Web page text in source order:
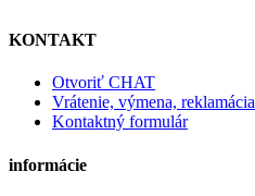
KONTAKT
Otvoriť CHAT
Vrátenie, výmena, reklamácia
Kontaktný formulár
informácie